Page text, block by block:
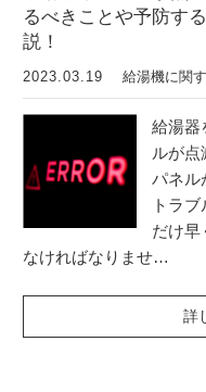
るべきことや予防す
説！
2023.03.19 給湯機に関
給湯器
ルが
パネル
トラ
だけ早
なければなりませ…
詳